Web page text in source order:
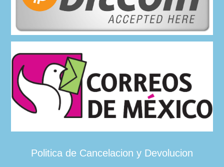
Politica de Cancelacion y Devolucion